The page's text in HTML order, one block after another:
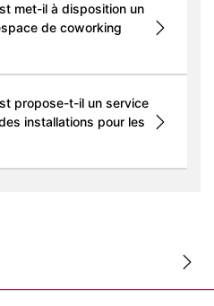
met-il à disposition un
de coworking
propose-t-il un service
installations pour les